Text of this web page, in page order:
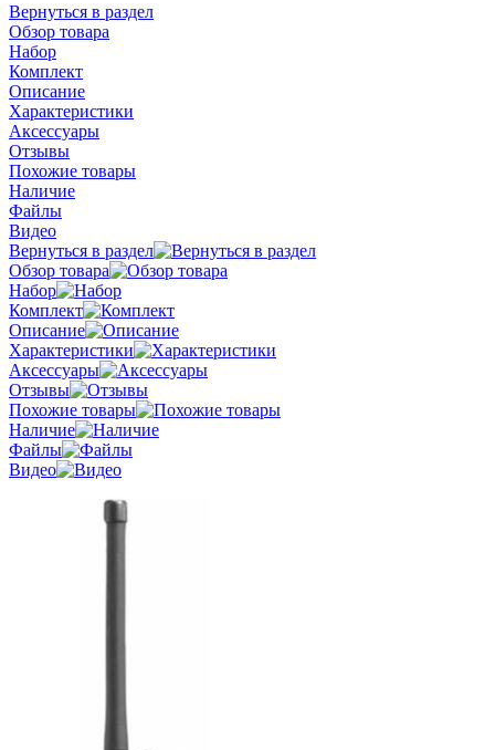
Вернуться в раздел
Обзор товара
Набор
Комплект
Описание
Характеристики
Аксессуары
Отзывы
Похожие товары
Наличие
Файлы
Видео
Вернуться в раздел
Обзор товара
Набор
Комплект
Описание
Характеристики
Аксессуары
Отзывы
Похожие товары
Наличие
Файлы
Видео